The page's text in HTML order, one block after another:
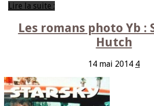
Lire la suite ;
Les romans photo Yb :
Hutch
14 mai 2014 4